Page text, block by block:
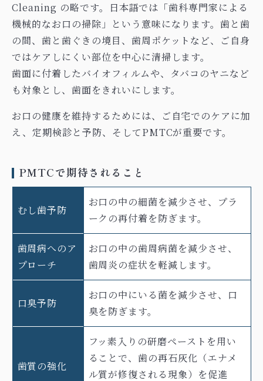
Cleaning の略です。日本語では「歯科専門家による
機械的なお口の掃除」という意味になります。歯と歯
の間、歯と歯ぐきの境目、歯周ポケットなど、ご自身
ではケアしにくい部位を中心に清掃します。
歯面に付着したバイオフィルムや、タバコのヤニなど
も対象とし、歯面をきれいにします。
お口の健康を維持するためには、ご自宅でのケアに加
え、定期検診と予防、そしてPMTCが重要です。
PMTCで期待されること
むし歯予防
お口の中の細菌を減少させ、プラ
ークの再付着を防ぎます。
歯周病へのア
プローチ
お口の中の歯周病菌を減少させ、
歯周炎の症状を軽減します。
口臭予防
お口の中にいる菌を減少させ、口
臭を防ぎます。
歯質の強化
フッ素入りの研磨ペーストを用い
ることで、歯の再石灰化（エナメ
ル質が修復される現象）を促進